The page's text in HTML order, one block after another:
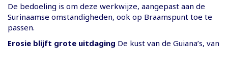
De bedoeling is om deze werkwijze, aangepast aan de
Surinaamse omstandigheden, ook op Braamspunt toe te
passen.
Erosie blijft grote uitdaging De kust van de Guiana’s, van